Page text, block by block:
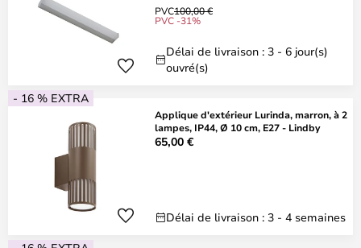
PVC100,00 €
PVC -31%
Délai de livraison : 3 - 6 jour(s)
ouvré(s)
- 16 % EXTRA
Applique d'extérieur Lurinda, marron, à 2
lampes, IP44, Ø 10 cm, E27 - Lindby
65,00 €
Délai de livraison : 3 - 4 semaines